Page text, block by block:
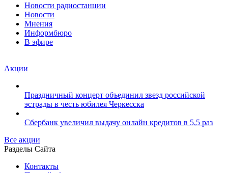
Новости радиостанции
Новости
Мнения
Информбюро
В эфире
Акции
Праздничный концерт объединил звезд российской
эстрады в честь юбилея Черкесска
Сбербанк увеличил выдачу онлайн кредитов в 5,5 раз
Все акции
Разделы Сайта
Контакты